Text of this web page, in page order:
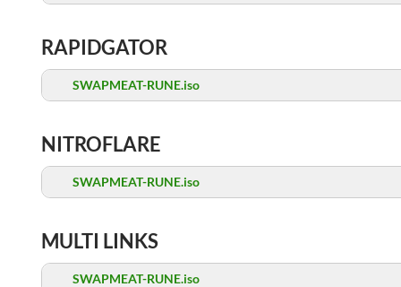
RAPIDGATOR
SWAPMEAT-RUNE.iso
NITROFLARE
SWAPMEAT-RUNE.iso
MULTI LINKS
SWAPMEAT-RUNE.iso